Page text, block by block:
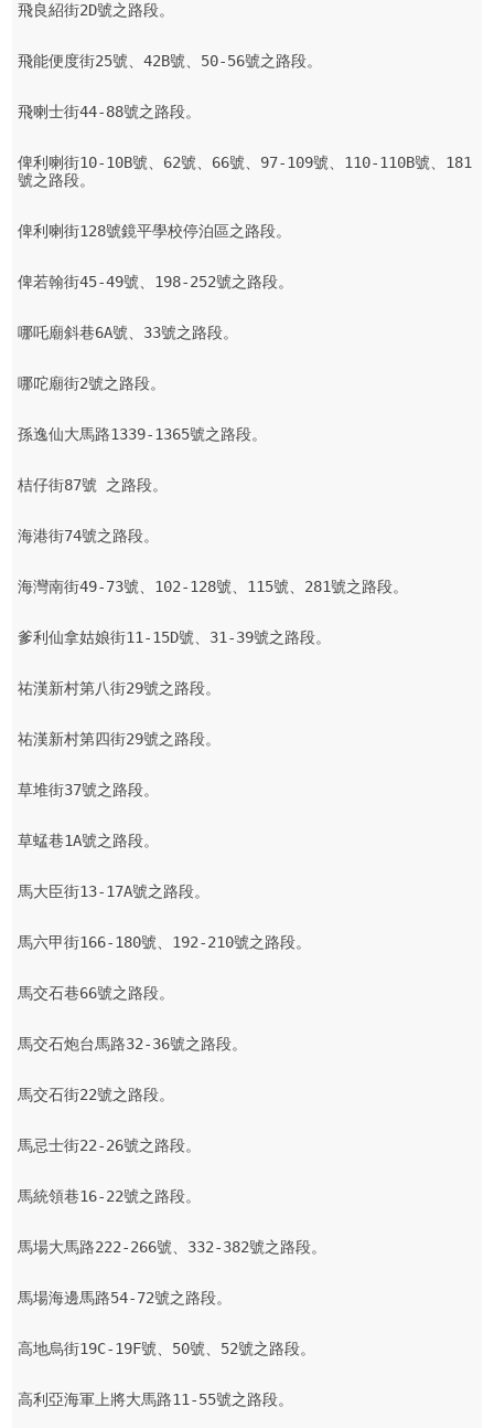
飛良紹街2D號之路段。
飛能便度街25號、42B號、50-56號之路段。
飛喇士街44-88號之路段。
俾利喇街10-10B號、62號、66號、97-109號、110-110B號、181
號之路段。
俾利喇街128號鏡平學校停泊區之路段。
俾若翰街45-49號、198-252號之路段。
哪吒廟斜巷6A號、33號之路段。
哪咜廟街2號之路段。
孫逸仙大馬路1339-1365號之路段。
桔仔街87號 之路段。
海港街74號之路段。
海灣南街49-73號、102-128號、115號、281號之路段。
爹利仙拿姑娘街11-15D號、31-39號之路段。
祐漢新村第八街29號之路段。
祐漢新村第四街29號之路段。
草堆街37號之路段。
草蜢巷1A號之路段。
馬大臣街13-17A號之路段。
馬六甲街166-180號、192-210號之路段。
馬交石巷66號之路段。
馬交石炮台馬路32-36號之路段。
馬交石街22號之路段。
馬忌士街22-26號之路段。
馬統領巷16-22號之路段。
馬場大馬路222-266號、332-382號之路段。
馬場海邊馬路54-72號之路段。
高地烏街19C-19F號、50號、52號之路段。
高利亞海軍上將大馬路11-55號之路段。